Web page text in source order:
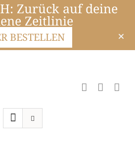
Zurück auf deine
Zeitlinie
BESTELLEN